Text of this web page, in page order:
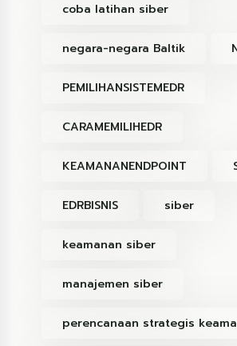
coba latihan siber
negara-negara Baltik
PEMILIHANSISTEMEDR
CARAMEMILIHEDR
KEAMANANENDPOINT
EDRBISNIS siber
keamanan siber
manajemen siber
perencanaan strategis